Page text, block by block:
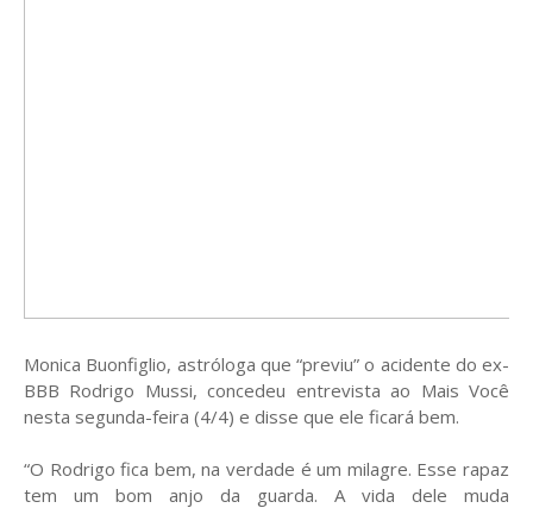
Monica Buonfiglio, astróloga que “previu” o acidente do ex-
BBB Rodrigo Mussi, concedeu entrevista ao Mais Você
nesta segunda-feira (4/4) e disse que ele ficará bem.
“O Rodrigo fica bem, na verdade é um milagre. Esse rapaz
tem um bom anjo da guarda. A vida dele muda